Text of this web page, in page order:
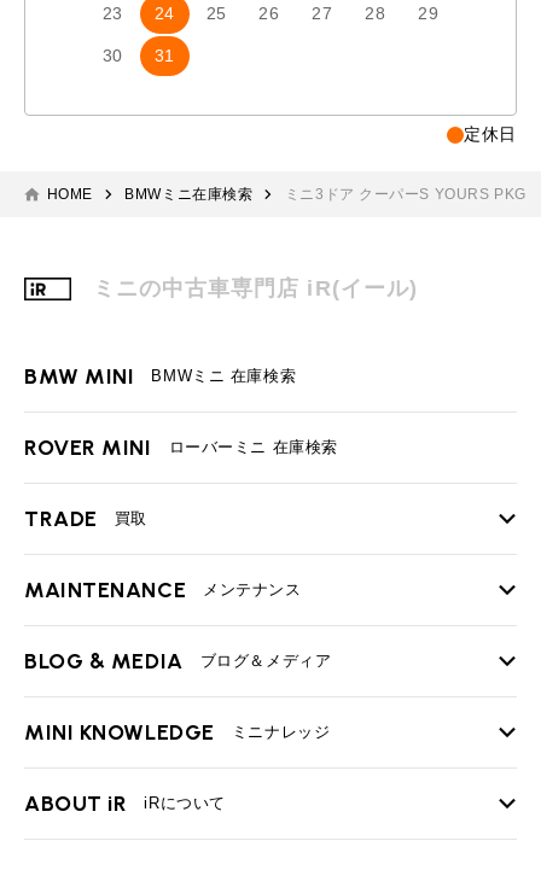
23 24 25 26 27 28 29
30 31
定休日
HOME BMWミニ在庫検索 ミニ3ドア クーパーS YOURS PKG
ミニの中古車専門店 iR(イール)
BMW MINI BMWミニ 在庫検索
ROVER MINI ローバーミニ 在庫検索
TRADE 買取
TOP
必要書類
MAINTENANCE メンテナンス
TOP
最近の修理実績
BLOG & MEDIA ブログ＆メディア
TOP
User's Voice 購入者様の声
MINI KNOWLEDGE ミニナレッジ
TOP
ABOUT iR iRについて